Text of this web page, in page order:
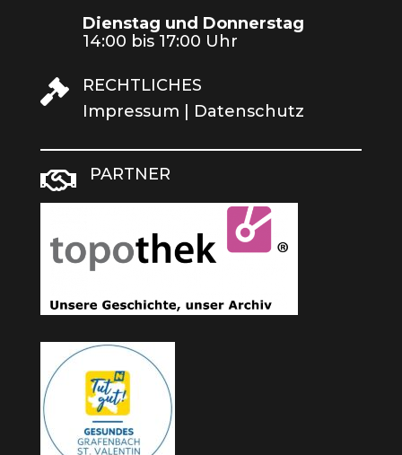
Dienstag und Donnerstag
14:00 bis 17:00 Uhr

RECHTLICHES
Impressum
Datenschutz
 PARTNER